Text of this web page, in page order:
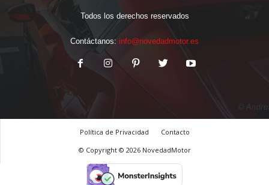
Todos los derechos reservados
Contáctanos: info@novedadmotor.es
Política de Privacidad
Contacto
© Copyright © 2026 NovedadMotor